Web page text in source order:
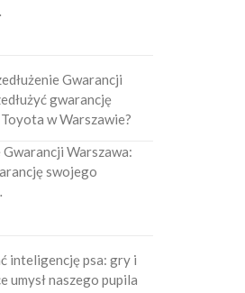
Gwarancji
gwarancję
w Warszawie?
Warszawa:
swojego
inteligencję psa: gry i
umysł naszego pupila